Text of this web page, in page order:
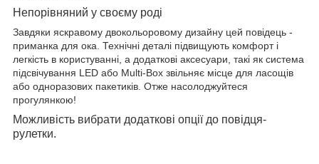
Непорівняний у своєму роді
Завдяки яскравому двокольоровому дизайну цей повідець -
приманка для ока. Технічні деталі підвищують комфорт і
легкість в користуванні, а додаткові аксесуари, такі як система
підсвічування LED або Multi-Box звільняє місце для ласощів
або одноразових пакетиків. Отже насолоджуйтеся
прогулянкою!
Можливість вибрати додаткові опції до повідця-
рулетки.